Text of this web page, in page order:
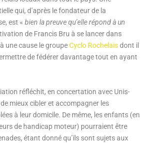
qui, d’après le fondateur de la
est «bien la preuve qu’elle répond à un
de Francis Bru à se lancer dans
une cause le groupeCyclo Rochelaisdont il
de fédérer davantage tout en ayant
réfléchit, en concertation avec Unis-
mieux cibler et accompagner les
à leur domicile. De même, les enfants (en
de handicap moteur) pourraient être
étant donné qu’ils sont sujets aux